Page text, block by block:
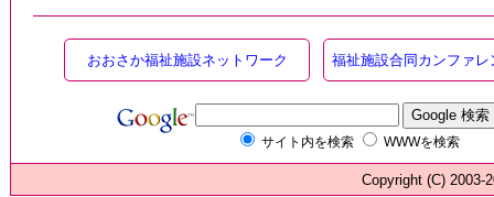
おおさか福祉施設ネットワーク 福祉施設合同カンファレ
サイト内を検索 WWWを検索
Copyright (C) 2003-